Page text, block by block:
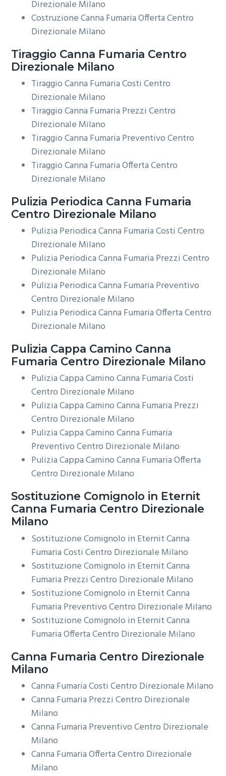
Direzionale Milano
Costruzione Canna Fumaria Offerta Centro
Direzionale Milano
Tiraggio Canna Fumaria Centro
Direzionale Milano
Tiraggio Canna Fumaria Costi Centro
Direzionale Milano
Tiraggio Canna Fumaria Prezzi Centro
Direzionale Milano
Tiraggio Canna Fumaria Preventivo Centro
Direzionale Milano
Tiraggio Canna Fumaria Offerta Centro
Direzionale Milano
Pulizia Periodica Canna Fumaria
Centro Direzionale Milano
Pulizia Periodica Canna Fumaria Costi Centro
Direzionale Milano
Pulizia Periodica Canna Fumaria Prezzi Centro
Direzionale Milano
Pulizia Periodica Canna Fumaria Preventivo
Centro Direzionale Milano
Pulizia Periodica Canna Fumaria Offerta Centro
Direzionale Milano
Pulizia Cappa Camino Canna
Fumaria Centro Direzionale Milano
Pulizia Cappa Camino Canna Fumaria Costi
Centro Direzionale Milano
Pulizia Cappa Camino Canna Fumaria Prezzi
Centro Direzionale Milano
Pulizia Cappa Camino Canna Fumaria
Preventivo Centro Direzionale Milano
Pulizia Cappa Camino Canna Fumaria Offerta
Centro Direzionale Milano
Sostituzione Comignolo in Eternit
Canna Fumaria Centro Direzionale
Milano
Sostituzione Comignolo in Eternit Canna
Fumaria Costi Centro Direzionale Milano
Sostituzione Comignolo in Eternit Canna
Fumaria Prezzi Centro Direzionale Milano
Sostituzione Comignolo in Eternit Canna
Fumaria Preventivo Centro Direzionale Milano
Sostituzione Comignolo in Eternit Canna
Fumaria Offerta Centro Direzionale Milano
Canna Fumaria Centro Direzionale
Milano
Canna Fumaria Costi Centro Direzionale Milano
Canna Fumaria Prezzi Centro Direzionale
Milano
Canna Fumaria Preventivo Centro Direzionale
Milano
Canna Fumaria Offerta Centro Direzionale
Milano